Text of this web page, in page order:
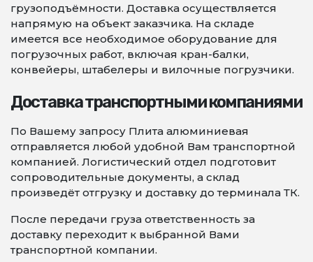
грузоподъёмности. Доставка осуществляется
напрямую на объект заказчика. На складе
имеется все необходимое оборудование для
погрузочных работ, включая кран-балки,
конвейеры, штабелеры и вилочные погрузчики.
Доставка транспортными компаниями
По Вашему запросу Плита алюминиевая
отправляется любой удобной Вам транспортной
компанией. Логистический отдел подготовит
сопроводительные документы, а склад
произведёт отгрузку и доставку до терминала ТК.
После передачи груза ответственность за
доставку переходит к выбранной Вами
транспортной компании.